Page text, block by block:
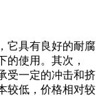
它具有良好的耐腐
的使用。其次，
受一定的冲击和挤
较低，价格相对较